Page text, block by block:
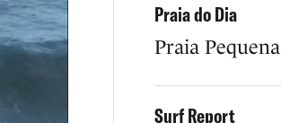
Praia do Dia
Praia Pequena
Surf Report